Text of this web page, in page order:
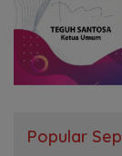
Popular